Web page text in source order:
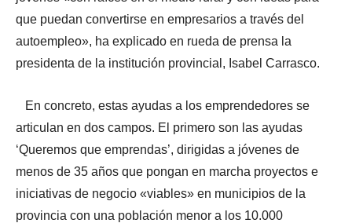
que puedan convertirse en empresarios a través del
autoempleo», ha explicado en rueda de prensa la
presidenta de la institución provincial, Isabel Carrasco.
En concreto, estas ayudas a los emprendedores se
articulan en dos campos. El primero son las ayudas
‘Queremos que emprendas’, dirigidas a jóvenes de
menos de 35 años que pongan en marcha proyectos e
iniciativas de negocio «viables» en municipios de la
provincia con una población menor a los 10.000